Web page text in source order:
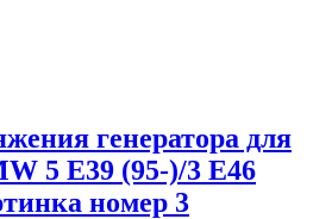
генератора для
5 E39 (95-)/3 E46
номер 3